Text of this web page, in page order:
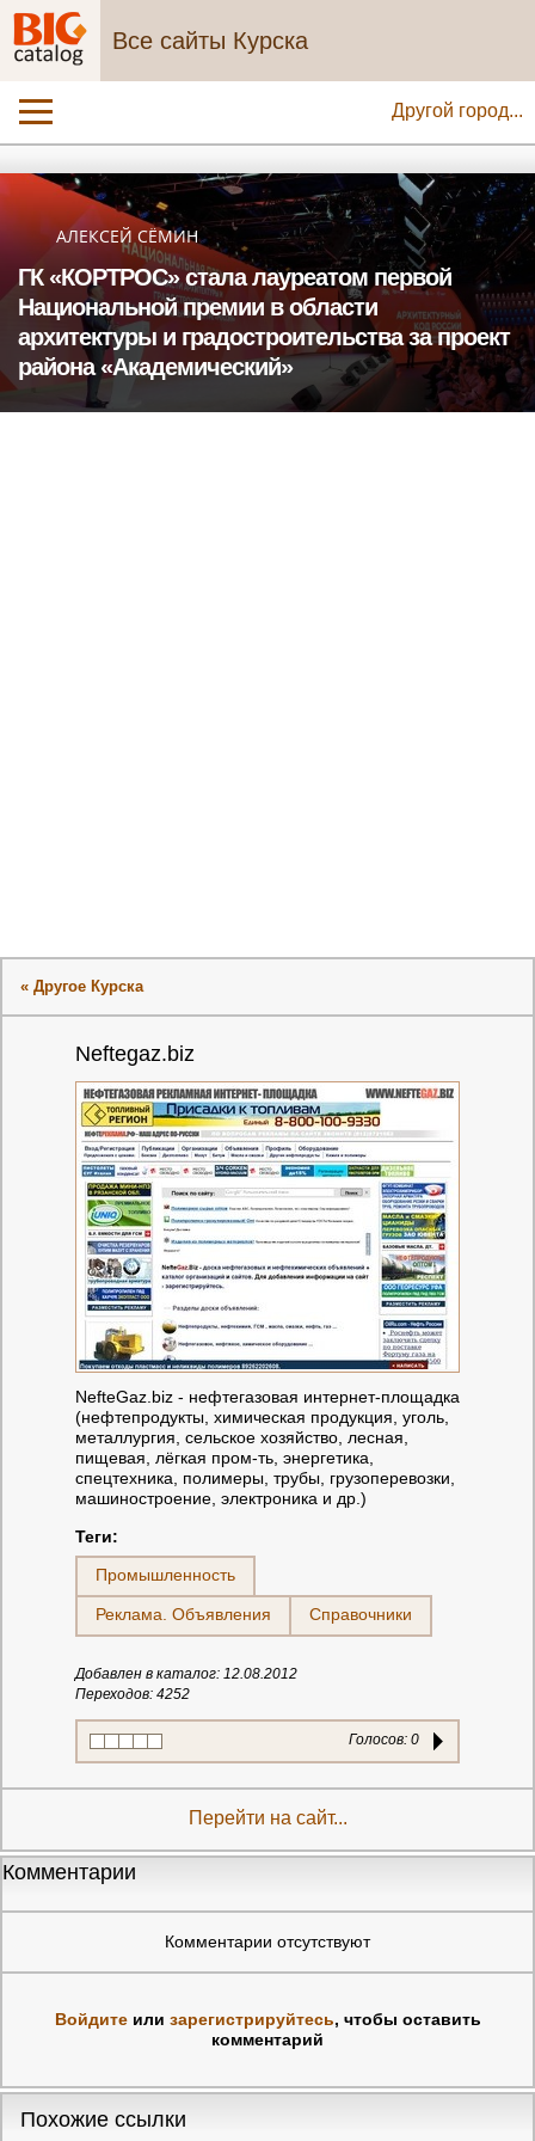
Все сайты Курска
Другой город...
АЛЕКСЕЙ СЁМИН
ГК «КОРТРОС» стала лауреатом первой
Национальной премии в области
архитектуры и градостроительства за проект
района «Академический»
« Другое Курска
Neftegaz.biz
NefteGaz.biz - нефтегазовая интернет-площадка
(нефтепродукты, химическая продукция, уголь,
металлургия, сельское хозяйство, лесная,
пищевая, лёгкая пром-ть, энергетика,
спецтехника, полимеры, трубы, грузоперевозки,
машиностроение, электроника и др.)
Теги:
Промышленность
Реклама. Объявления Справочники
Добавлен в каталог: 12.08.2012
Переходов: 4252
Голосов: 0
Перейти на сайт...
Комментарии
Комментарии отсутствуют
Войдитеили зарегистрируйтесь, чтобы оставить
комментарий
Похожие ссылки